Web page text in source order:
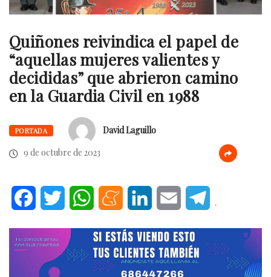
Quiñones reivindica el papel de
“aquellas mujeres valientes y
decididas” que abrieron camino
en la Guardia Civil en 1988
PORTADA
David Laguillo
9 de octubre de 2023
FacebookTwitter WhatsAppMeneameLinkedInEmail .